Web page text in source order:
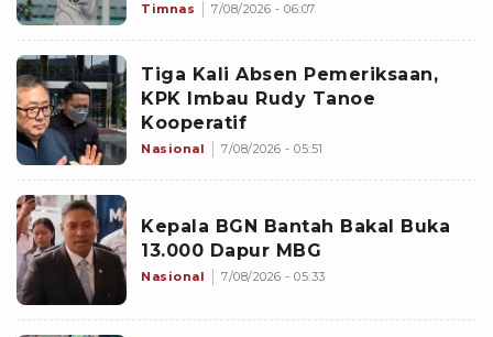
Timnas 7/08/2026 - 06:07
Tiga Kali Absen Pemeriksaan,
KPK Imbau Rudy Tanoe
Kooperatif
Nasional 7/08/2026 - 05:51
Kepala BGN Bantah Bakal Buka
13.000 Dapur MBG
Nasional 7/08/2026 - 05:33